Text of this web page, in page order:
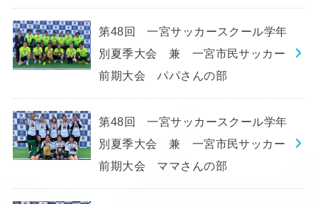
第48回 一宮サッカースクール学年
別夏季大会 兼 一宮市民サッカー
前期大会 パパさんの部
第48回 一宮サッカースクール学年
別夏季大会 兼 一宮市民サッカー
前期大会 ママさんの部